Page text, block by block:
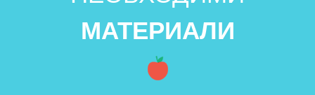
МАТЕРИАЛИ